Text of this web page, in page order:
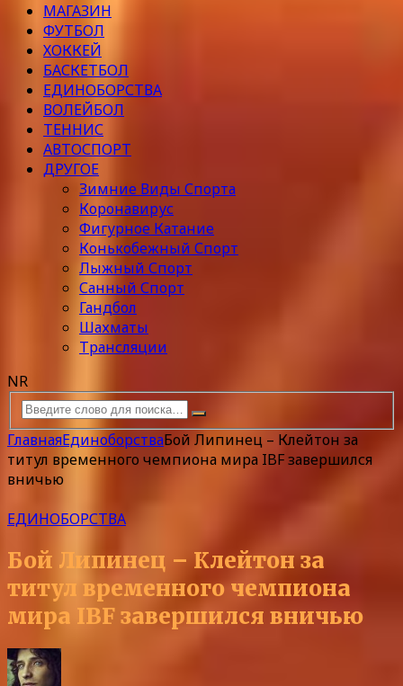
МАГАЗИН
ФУТБОЛ
ХОККЕЙ
БАСКЕТБОЛ
ЕДИНОБОРСТВА
ВОЛЕЙБОЛ
ТЕННИС
АВТОСПОРТ
ДРУГОЕ
Зимние Виды Спорта
Коронавирус
Фигурное Катание
Конькобежный Спорт
Лыжный Спорт
Санный Спорт
Гандбол
Шахматы
Трансляции
NR
ГлавнаяЕдиноборстваБой Липинец – Клейтон за
титул временного чемпиона мира IBF завершился
вничью
ЕДИНОБОРСТВА
Бой Липинец – Клейтон за
титул временного чемпиона
мира IBF завершился вничью